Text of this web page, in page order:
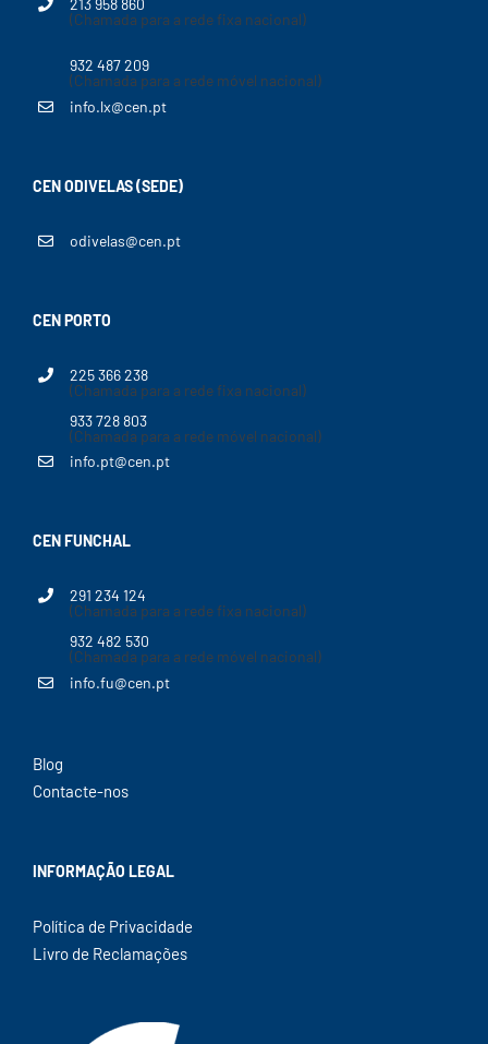
213 958 860
(Chamada para a rede fixa nacional)
932 487 209
(Chamada para a rede móvel nacional)
info.lx@cen.pt
CEN ODIVELAS (SEDE)
odivelas@cen.pt
CEN PORTO
225 366 238
(Chamada para a rede fixa nacional)
933 728 803
(Chamada para a rede móvel nacional)
info.pt@cen.pt
CEN FUNCHAL
291 234 124
(Chamada para a rede fixa nacional)
932 482 530
(Chamada para a rede móvel nacional)
info.fu@cen.pt
Blog
Contacte-nos
INFORMAÇÃO LEGAL
Política de Privacidade
Livro de Reclamações